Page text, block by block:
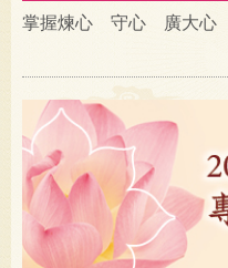
掌握煉心 守心 廣大心